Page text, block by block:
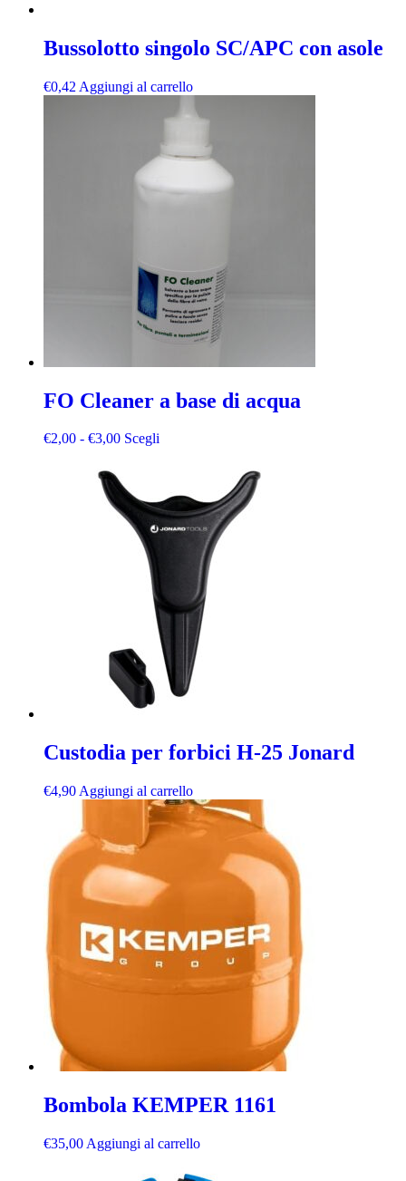
Bussolotto singolo SC/APC con asole
€0,42 Aggiungi al carrello
FO Cleaner a base di acqua
€2,00 - €3,00 Scegli
Custodia per forbici H-25 Jonard
€4,90 Aggiungi al carrello
Bombola KEMPER 1161
€35,00 Aggiungi al carrello